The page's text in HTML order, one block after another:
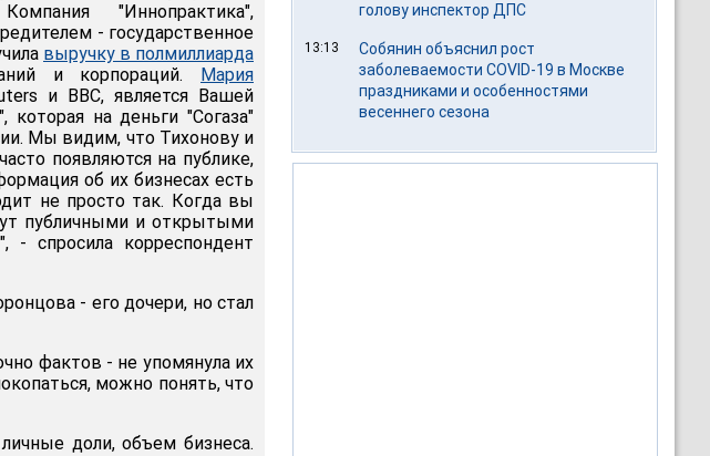
"Иннопрактика",
- государственное
выручку в полмиллиарда
и корпораций. Мария
и BBC, является Вашей
на деньги "Согаза"
Мы видим, что Тихонову и
появляются на публике,
об их бизнесах есть
не просто так. Когда вы
публичными и открытыми
спросила корреспондент
­- его дочери, но стал
фактов - не упомянула их
можно понять, что
доли, объем бизнеса.
голову инспектор ДПС
13:13
Собянин объяснил рост
заболеваемости COVID-19 в Москве
праздниками и особенностями
весеннего сезона